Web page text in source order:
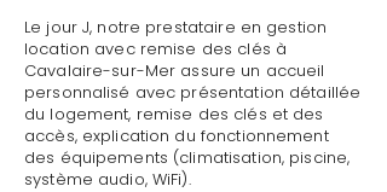
Le jour J, notre prestataire en gestion
location avec remise des clés à
Cavalaire-sur-Mer assure un accueil
personnalisé avec présentation détaillée
du logement, remise des clés et des
accès, explication du fonctionnement
des équipements (climatisation, piscine,
système audio, WiFi).